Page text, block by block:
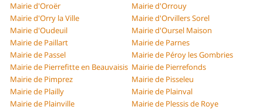
Mairie d'Oroër
Mairie d'Orrouy
Mairie d'Orry la Ville
Mairie d'Orvillers Sorel
Mairie d'Oudeuil
Mairie d'Oursel Maison
Mairie de Paillart
Mairie de Parnes
Mairie de Passel
Mairie de Péroy les Gombries
Mairie de Pierrefitte en Beauvaisis Mairie de Pierrefonds
Mairie de Pimprez
Mairie de Pisseleu
Mairie de Plailly
Mairie de Plainval
Mairie de Plainville
Mairie de Plessis de Roye